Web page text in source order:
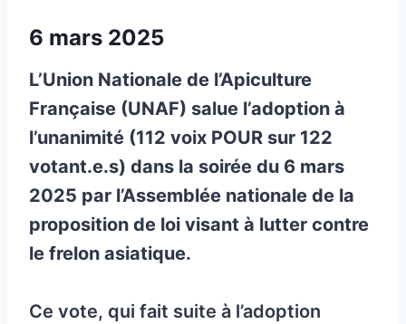
6 mars 2025
L’Union Nationale de l’Apiculture
Française (UNAF) salue l’adoption à
l’unanimité (112 voix POUR sur 122
votant.e.s) dans la soirée du 6 mars
2025 par l’Assemblée nationale de la
proposition de loi visant à lutter contre
le frelon asiatique.
Ce vote, qui fait suite à l’adoption